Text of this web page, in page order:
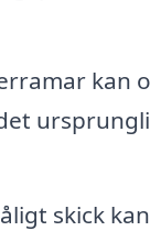
kan
skick